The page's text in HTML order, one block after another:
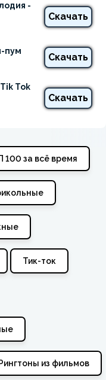
-
Скачать
пум
Скачать
Tok
Скачать
100 за всё время
Тик-ток
Рингтоны из фильмов